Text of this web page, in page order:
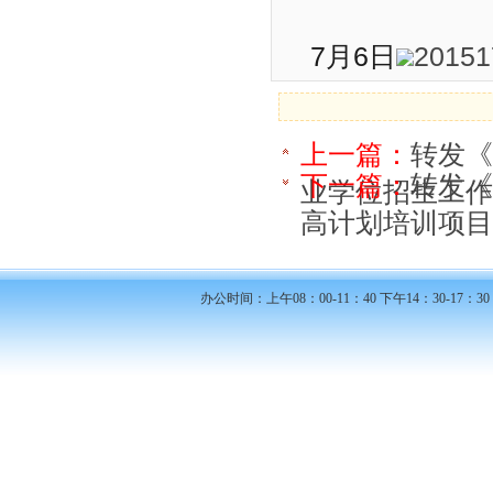
7月6日
上一篇： 转发
业学位招生工
下一篇：转发
高计划培训项
办公时间：上午08：00-11：40 下午14：30-17：